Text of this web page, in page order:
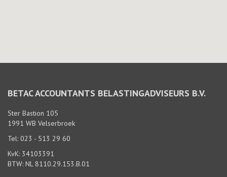
BETAC ACCOUNTANTS BELASTINGADVISEURS B.V.
Ster Bastion 105
1991 WB Velserbroek
Tel: 023 - 513 29 60
KvK: 34103391
BTW: NL 8110.29.153.B.01